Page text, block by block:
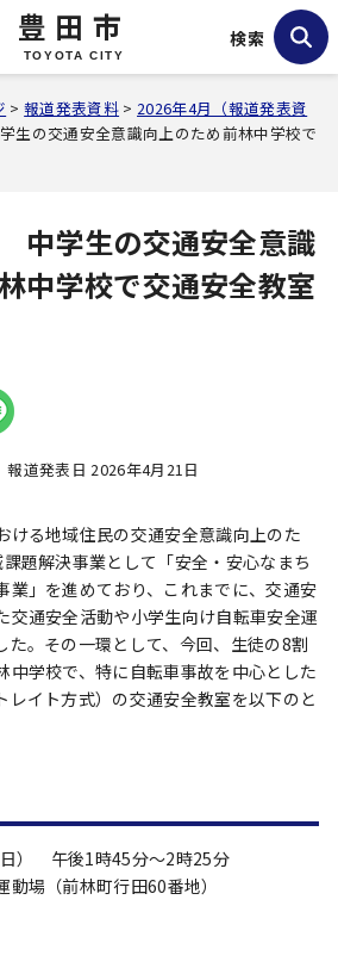
豊田市
TOYOTA CITY
検索
>報道発表資料 >2026年4月（報道発表資
生の交通安全意識向上のため前林中学校で
中学生の交通安全意識
中学校で交通安全教室
報道発表日 2026年4月21日
ける地域住民の交通安全意識向上のた
題解決事業として「安全・安心なまち
」を進めており、これまでに、交通安
交通安全活動や小学生向け自転車安全運
た。その一環として、今回、生徒の8割
中学校で、特に自転車事故を中心とした
レイト方式）の交通安全教室を以下のと
） 午後1時45分～2時25分
場（前林町行田60番地）